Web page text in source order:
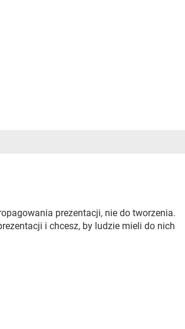
prezentacji, nie do tworzenia.
i chcesz, by ludzie mieli do nich